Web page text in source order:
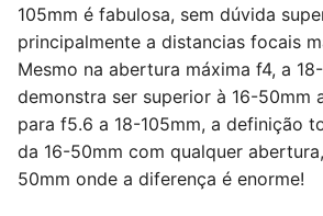
105mm é fabulosa, sem dúvida
principalmente a distancias focais
Mesmo na abertura máxima f4, a
demonstra ser superior à 16-50mm
para f5.6 a 18-105mm, a definição
da 16-50mm com qualquer
50mm onde a diferença é enorme!